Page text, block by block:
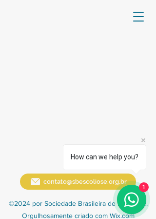
contato@sbescoliose.org.br
©2024 por Sociedade Brasileira de Escoliose.
Orgulhosamente criado com Wix.com
How can we help you?
1